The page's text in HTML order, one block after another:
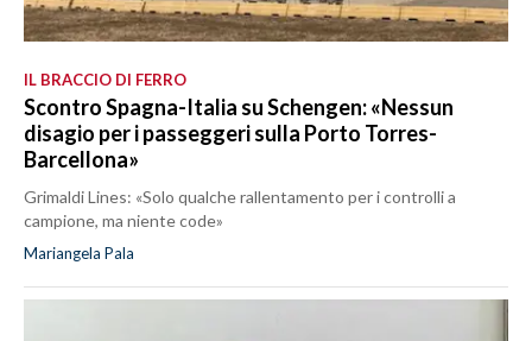
IL BRACCIO DI FERRO
Scontro Spagna-Italia su Schengen: «Nessun
disagio per i passeggeri sulla Porto Torres-
Barcellona»
Grimaldi Lines: «Solo qualche rallentamento per i controlli a
campione, ma niente code»
Mariangela Pala